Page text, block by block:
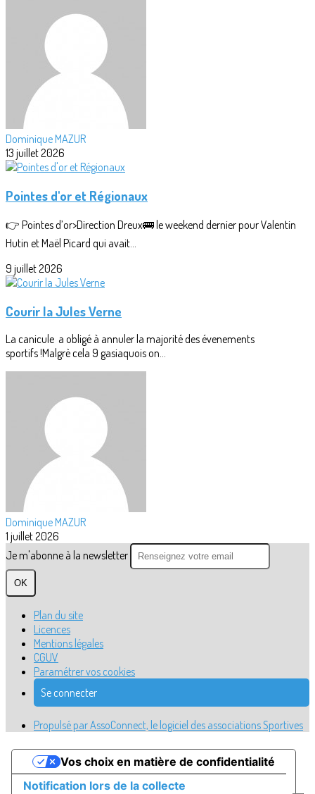
Dominique MAZUR
13 juillet 2026
Pointes d'or et Régionaux
👉 Pointes d’or>Direction Dreux🚌 le weekend dernier pour Valentin
Hutin et Maël Picard qui avait...
9 juillet 2026
Courir la Jules Verne
La canicule a obligé à annuler la majorité des évenements
sportifs !Malgrè cela 9 gasiaquois on...
Dominique MAZUR
1 juillet 2026
Je m'abonne à la newsletter
OK
Plan du site
Licences
Mentions légales
CGUV
Paramétrer vos cookies
Se connecter
Propulsé par AssoConnect, le logiciel des associations Sportives
Notification lors de la collecte
Vos choix en matière de confidentialité